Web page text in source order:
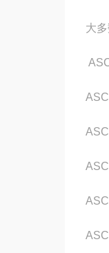
大